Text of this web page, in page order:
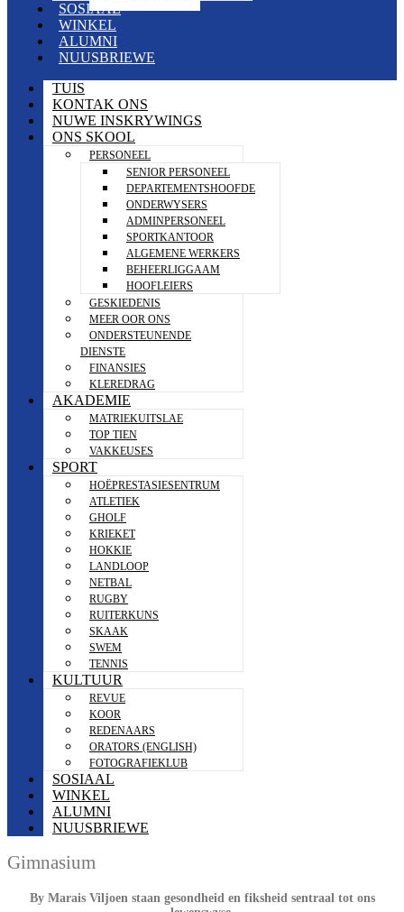
SOSIAAL
WINKEL
ALUMNI
NUUSBRIEWE
TUIS
KONTAK ONS
NUWE INSKRYWINGS
ONS SKOOL
PERSONEEL
SENIOR PERSONEEL
DEPARTEMENTSHOOFDE
ONDERWYSERS
ADMINPERSONEEL
SPORTKANTOOR
ALGEMENE WERKERS
BEHEERLIGGAAM
HOOFLEIERS
GESKIEDENIS
MEER OOR ONS
ONDERSTEUNENDE
DIENSTE
FINANSIES
KLEREDRAG
AKADEMIE
MATRIEKUITSLAE
TOP TIEN
VAKKEUSES
SPORT
HOËPRESTASIESENTRUM
ATLETIEK
GHOLF
KRIEKET
HOKKIE
LANDLOOP
NETBAL
RUGBY
RUITERKUNS
SKAAK
SWEM
TENNIS
KULTUUR
REVUE
KOOR
REDENAARS
ORATORS (ENGLISH)
FOTOGRAFIEKLUB
SOSIAAL
WINKEL
ALUMNI
NUUSBRIEWE
Gimnasium
By Marais Viljoen staan gesondheid en fiksheid sentraal tot ons